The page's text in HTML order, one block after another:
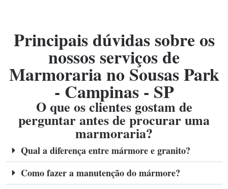
Principais dúvidas sobre os
nossos serviços de
Marmoraria no Sousas Park
- Campinas - SP
O que os clientes gostam de
perguntar antes de procurar uma
marmoraria?
Qual a diferença entre mármore e granito?
Como fazer a manutenção do mármore?